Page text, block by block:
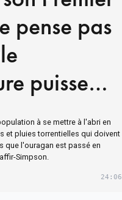
pense pas
puisse
à se mettre à l'abri en
et pluies torrentielles qui doivent
que l'ouragan est passé en
Simpson.
24:06